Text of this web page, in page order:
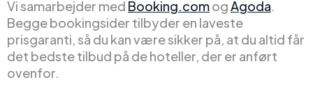
Vi samarbejder med Booking.comogAgoda.
Begge bookingsider tilbyder en laveste
prisgaranti, så du kan være sikker på, at du altid får
det bedste tilbud på de hoteller, der er anført
ovenfor.